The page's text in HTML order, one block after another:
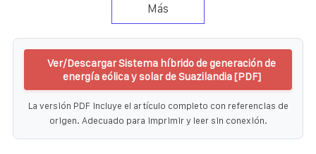
Más
Ver/Descargar Sistema híbrido de generación de
energía eólica y solar de Suazilandia [PDF]
La versión PDF incluye el artículo completo con referencias de
origen. Adecuado para imprimir y leer sin conexión.